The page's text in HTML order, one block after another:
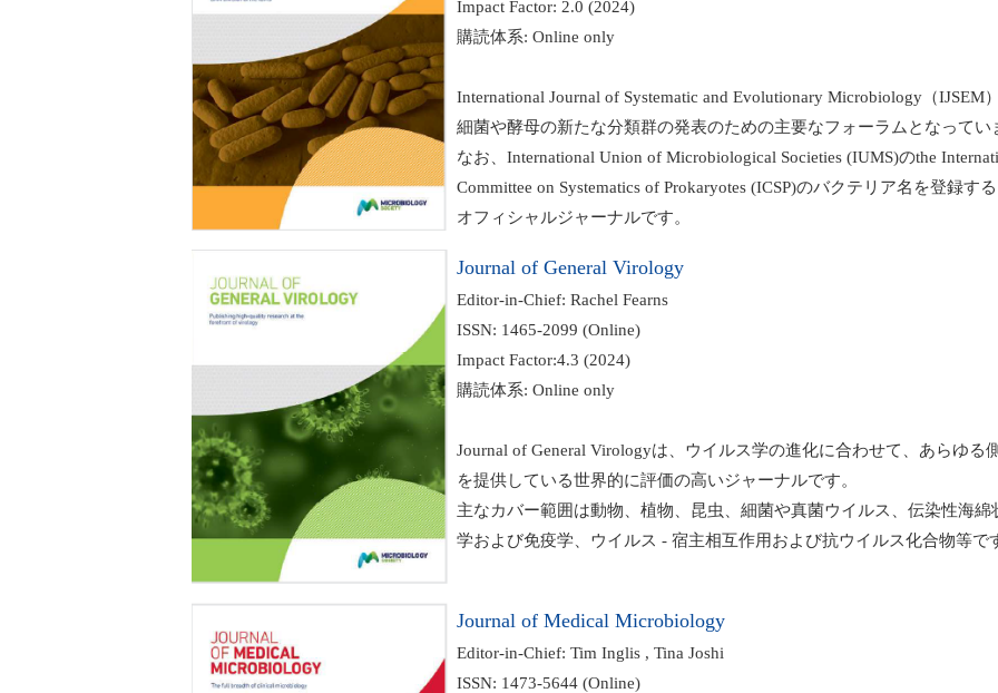
Impact Factor: 2.0 (2024)
購読体系: Online only
International Journal of Systematic and Evolutionary Microbiology（IJSEM）
細菌や酵母の新たな分類群の発表のための主要なフォーラムとなってい
なお、International Union of Microbiological Societies (IUMS)のthe
Committee on Systematics of Prokaryotes (ICSP)のバクテリア名を登録する
オフィシャルジャーナルです。
Journal of General Virology
Editor-in-Chief: Rachel Fearns
ISSN: 1465-2099 (Online)
Impact Factor:4.3 (2024)
購読体系: Online only
Journal of General Virologyは、ウイルス学の進化に合わせて、あらゆる
を提供している世界的に評価の高いジャーナルです。
主なカバー範囲は動物、植物、昆虫、細菌や真菌ウイルス、伝染性海綿
学および免疫学、ウイルス - 宿主相互作用および抗ウイルス化合物等で
Journal of Medical Microbiology
Editor-in-Chief: Tim Inglis , Tina Joshi
ISSN: 1473-5644 (Online)